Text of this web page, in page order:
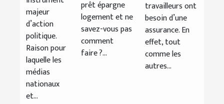
majeur
d’action
politique.
Raison pour
laquelle les
médias
nationaux
et...
logement ?
prêt épargne
logement et ne
savez-vous pas
comment
faire ?...
en
télétravail ?
travailleurs ont
besoin d’une
assurance. En
effet, tout
comme les
autres...